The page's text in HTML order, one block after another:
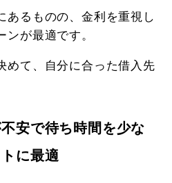
あるものの、金利を重視し
が最適です。
めて、自分に合った借入先
安で待ち時間を少な
に最適